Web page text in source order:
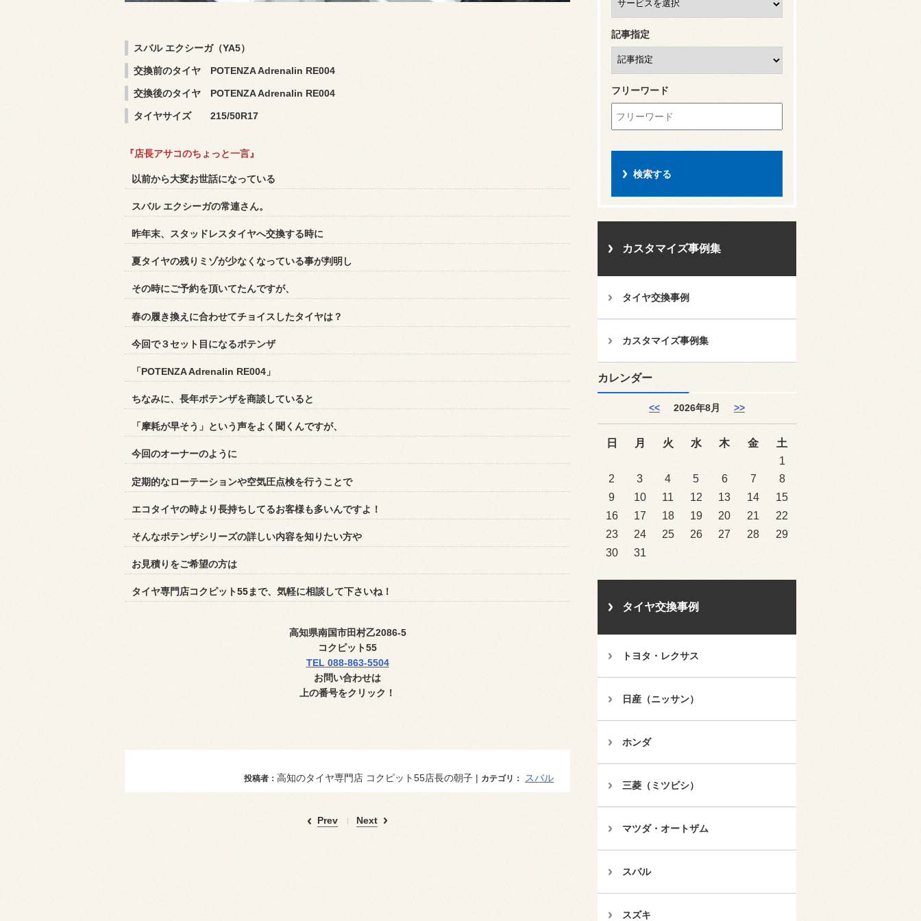
スバル エクシーガ（YA5）
交換前のタイヤ POTENZA Adrenalin RE004
交換後のタイヤ POTENZA Adrenalin RE004
タイヤサイズ 215/50R17
『店長アサコのちょっと一言』
以前から大変お世話になっている
スバル エクシーガの常連さん。
昨年末、スタッドレスタイヤへ交換する時に
夏タイヤの残りミゾが少なくなっている事が判明し
その時にご予約を頂いてたんですが、
春の履き換えに合わせてチョイスしたタイヤは？
今回で３セット目になるポテンザ
「POTENZA Adrenalin RE004」
ちなみに、長年ポテンザを商談していると
「摩耗が早そう」という声をよく聞くんですが、
今回のオーナーのように
定期的なローテーションや空気圧点検を行うことで
エコタイヤの時より長持ちしてるお客様も多いんですよ！
そんなポテンザシリーズの詳しい内容を知りたい方や
お見積りをご希望の方は
タイヤ専門店コクピット55まで、気軽に相談して下さいね！
高知県南国市田村乙2086-5
コクピット55
TEL 088-863-5504
お問い合わせは
上の番号をクリック！
投稿者： 高知のタイヤ専門店 コクピット55店長の朝子 | カテゴリ： スバル
Prev Next
記事指定
フリーワード
カスタマイズ事例集
タイヤ交換事例
カスタマイズ事例集
カレンダー
<< 2026年8月 >>
日 月 火 水 木 金
土
1
2
3 4 5 6 7
8
9
10 11 12 13 14
15
16
17 18 19 20 21
22
23
24 25 26 27 28
29
30
31
タイヤ交換事例
トヨタ・レクサス
日産（ニッサン）
ホンダ
三菱（ミツビシ）
マツダ・オートザム
スバル
スズキ